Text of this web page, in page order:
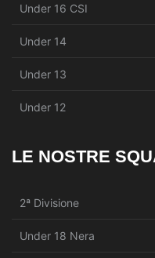
Under 16 CSI
Under 14
Under 13
Under 12
LE NOSTRE
2ª Divisione
Under 18 Nera